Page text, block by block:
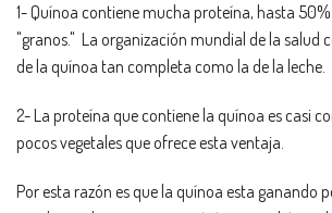
1- Quínoa contiene mucha proteína, hasta
"granos." La organización mundial de la salud
de la quínoa tan completa como la de la leche.
2- La proteína que contiene la quínoa es casi
pocos vegetales que ofrece esta ventaja.
Por esta razón es que la quínoa esta ganando